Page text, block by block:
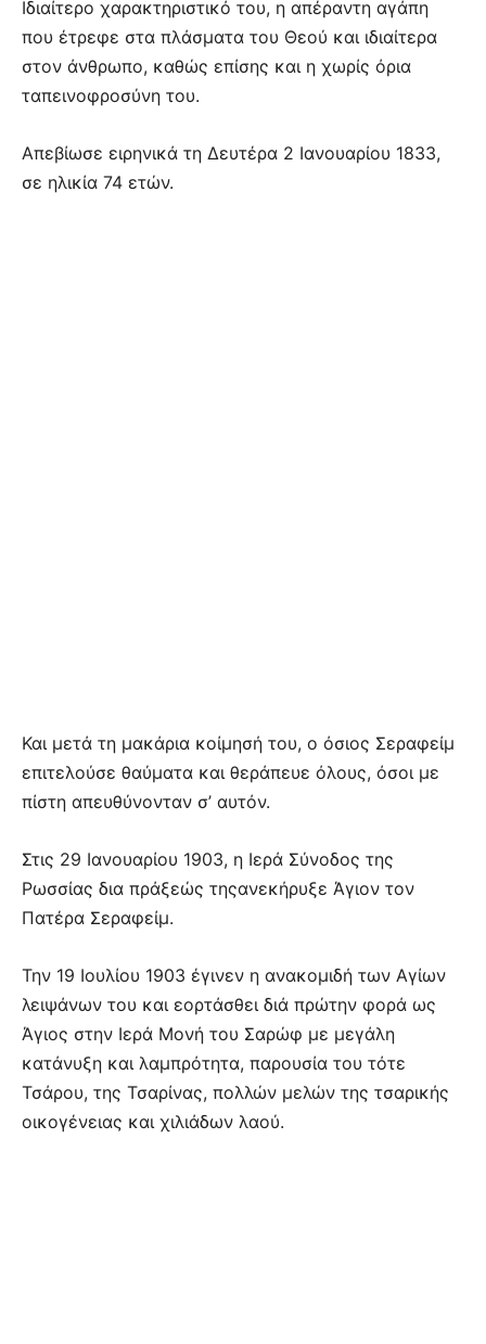
Ιδιαίτερο χαρακτηριστικό του, η απέραντη αγάπη
που έτρεφε στα πλάσματα του Θεού και ιδιαίτερα
στον άνθρωπο, καθώς επίσης και η χωρίς όρια
ταπεινοφροσύνη του.
Απεβίωσε ειρηνικά τη Δευτέρα 2 Ιανουαρίου 1833,
σε ηλικία 74 ετών.
Και μετά τη μακάρια κοίμησή του, ο όσιος Σεραφείμ
επιτελούσε θαύματα και θεράπευε όλους, όσοι με
πίστη απευθύνονταν σ’ αυτόν.
Στις 29 Ιανουαρίου 1903, η Ιερά Σύνοδος της
Ρωσσίας δια πράξεώς τηςανεκήρυξε Άγιον τον
Πατέρα Σεραφείμ.
Την 19 Ιουλίου 1903 έγινεν η ανακομιδή των Αγίων
λειψάνων του και εορτάσθει διά πρώτην φορά ως
Άγιος στην Ιερά Μονή του Σαρώφ με μεγάλη
κατάνυξη και λαμπρότητα, παρουσία του τότε
Τσάρου, της Τσαρίνας, πολλών μελών της τσαρικής
οικογένειας και χιλιάδων λαού.